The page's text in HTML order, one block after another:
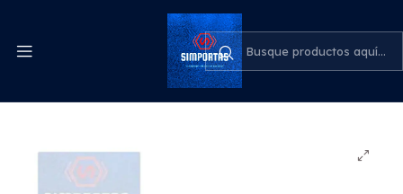
Despachos express a todo el país
Inicio Odontología
Arcos Curva Reversa Niti Super Elástico Ortodoncia
2u/sobre